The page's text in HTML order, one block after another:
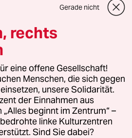
Gerade nicht
rechts
eine offene Gesellschaft!
Menschen, die sich gegen
unsere Solidarität.
der Einnahmen aus
beginnt im Zentrum“ –
linke Kulturzentren
Sind Sie dabei?